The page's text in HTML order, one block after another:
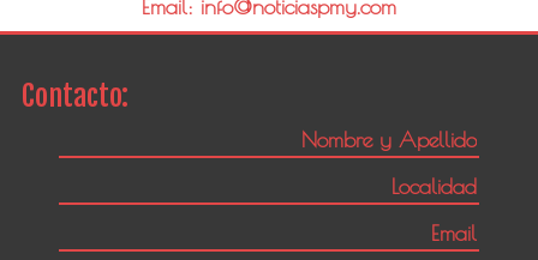
Email: info@noticiaspmy.com
Contacto: